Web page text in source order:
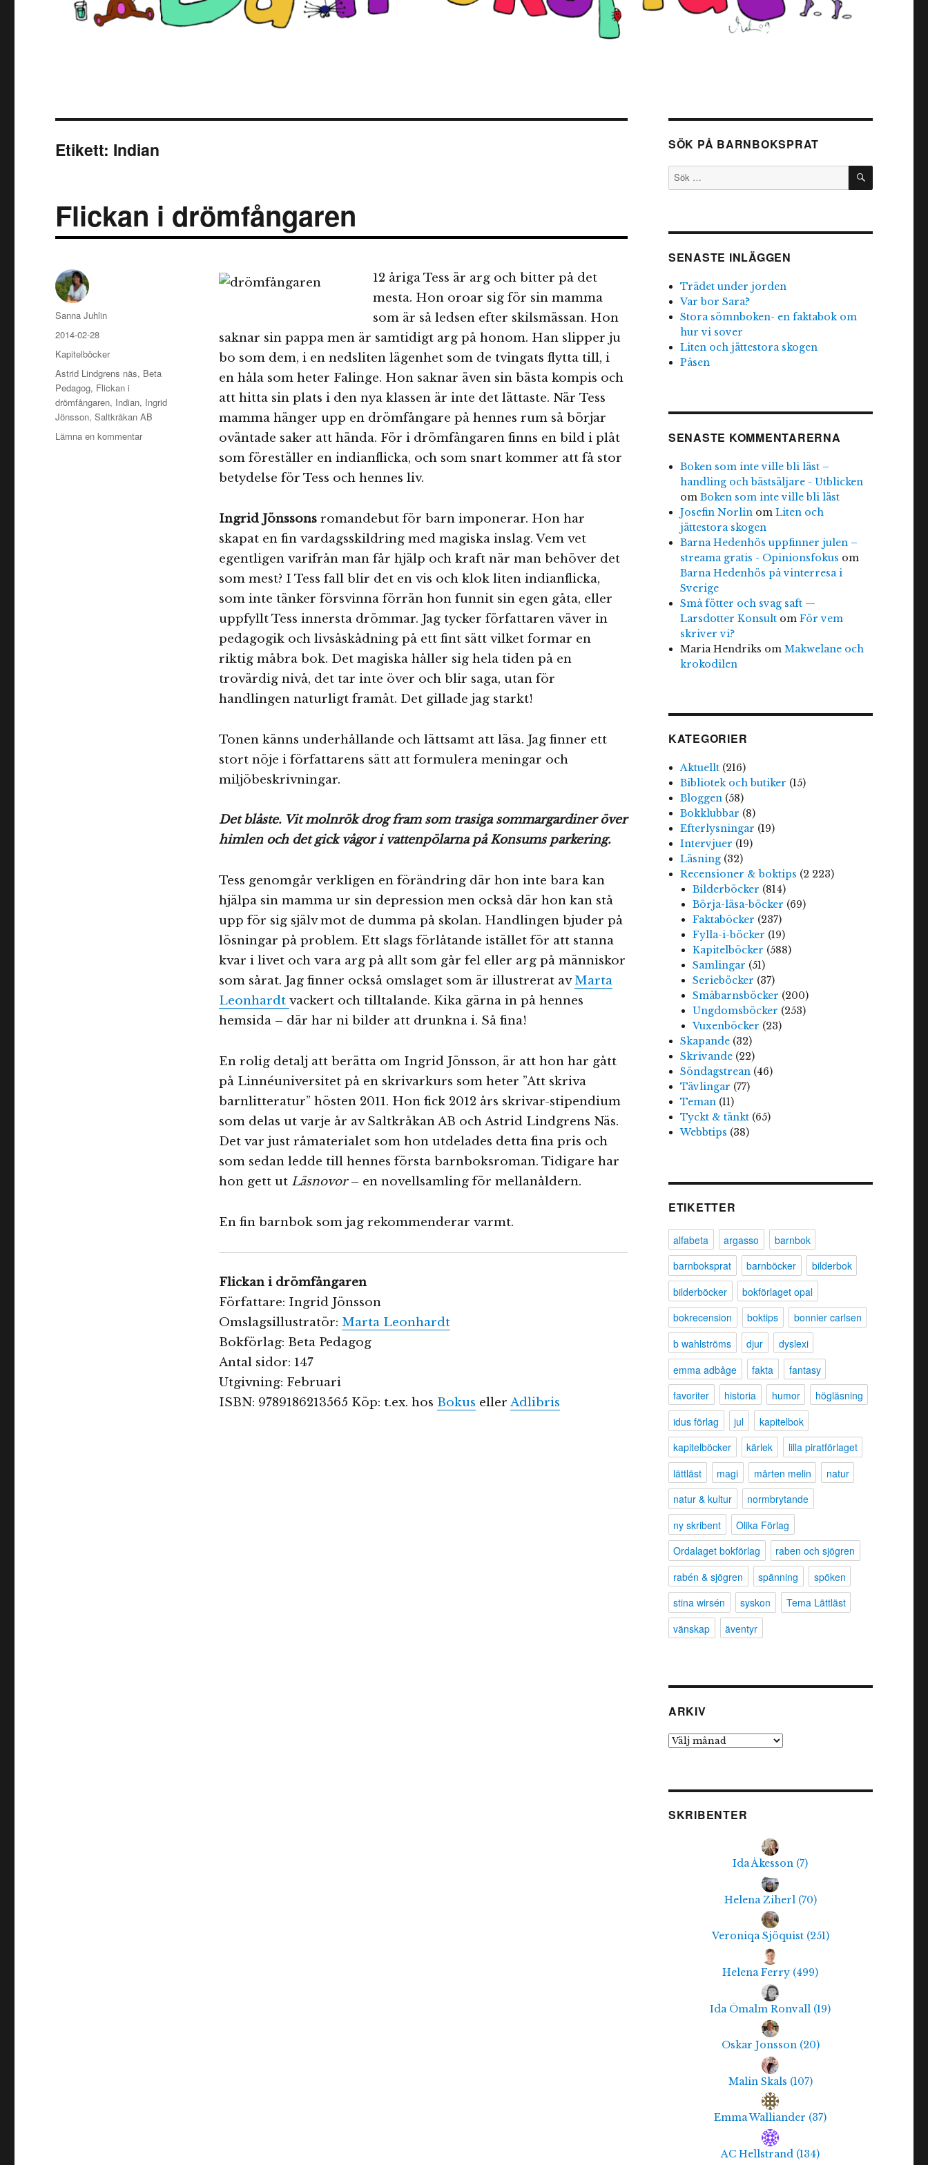
Etikett: Indian
Flickan i drömfångaren
12 åriga Tess är arg och bitter på det
mesta. Hon oroar sig för sin mamma
som är så ledsen efter skilsmässan. Hon
saknar sin pappa men är samtidigt arg på honom. Han slipper ju
bo som dem, i en nedsliten lägenhet som de tvingats flytta till, i
en håla som heter Falinge. Hon saknar även sin bästa kompis och
att hitta sin plats i den nya klassen är inte det lättaste. När Tess
mamma hänger upp en drömfångare på hennes rum så börjar
oväntade saker att hända. För i drömfångaren finns en bild i plåt
som föreställer en indianflicka, och som snart kommer att få stor
betydelse för Tess och hennes liv.
Ingrid Jönssonsromandebut för barn imponerar. Hon har
skapat en fin vardagsskildring med magiska inslag. Vem vet
egentligen varifrån man får hjälp och kraft när man behöver det
som mest? I Tess fall blir det en vis och klok liten indianflicka,
som inte tänker försvinna förrän hon funnit sin egen gåta, eller
uppfyllt Tess innersta drömmar. Jag tycker författaren väver in
pedagogik och livsåskådning på ett fint sätt vilket formar en
riktig måbra bok. Det magiska håller sig hela tiden på en
trovärdig nivå, det tar inte över och blir saga, utan för
handlingen naturligt framåt. Det gillade jag starkt!
Tonen känns underhållande och lättsamt att läsa. Jag finner ett
stort nöje i författarens sätt att formulera meningar och
miljöbeskrivningar.
Det blåste. Vit molnrök drog fram som trasiga sommargardiner över
himlen och det gick vågor i vattenpölarna på Konsums parkering.
Tess genomgår verkligen en förändring där hon inte bara kan
hjälpa sin mamma ur sin depression men också där hon kan stå
upp för sig själv mot de dumma på skolan. Handlingen bjuder på
lösningar på problem. Ett slags förlåtande istället för att stanna
kvar i livet och vara arg på allt som går fel eller arg på människor
som sårat. Jag finner också omslaget som är illustrerat avMarta
Leonhardt vackert och tilltalande. Kika gärna in på hennes
hemsida – där har ni bilder att drunkna i. Så fina!
En rolig detalj att berätta om Ingrid Jönsson, är att hon har gått
på Linnéuniversitet på en skrivarkurs som heter ”Att skriva
barnlitteratur” hösten 2011. Hon fick 2012 års skrivar-stipendium
som delas ut varje år av Saltkråkan AB och Astrid Lindgrens Näs.
Det var just råmaterialet som hon utdelades detta fina pris och
som sedan ledde till hennes första barnboksroman. Tidigare har
hon gett ut Läsnovor– en novellsamling för mellanåldern.
En fin barnbok som jag rekommenderar varmt.
Flickan i drömfångaren
Författare: Ingrid Jönsson
Omslagsillustratör: Marta Leonhardt
Bokförlag: Beta Pedagog
Antal sidor: 147
Utgivning: Februari
ISBN: 9789186213565 Köp: t.ex. hos Bokus eller Adlibris
Författare
Sanna Juhlin
Publicerat
den
2014-02-28
Kategorier
Kapitelböcker
Etiketter
Astrid Lindgrens näs, Beta
Pedagog, Flickan i
drömfångaren, Indian, Ingrid
Jönsson,Saltkråkan AB
Lämna en kommentartill
SÖK PÅ BARNBOKSPRAT
Sök
efter:
SÖK
SENASTE INLÄGGEN
Trädet under jorden
Var bor Sara?
Stora sömnboken- en faktabok om
hur vi sover
Liten och jättestora skogen
Påsen
SENASTE KOMMENTARERNA
Boken som inte ville bli läst –
handling och bästsäljare - Utblicken
omBoken som inte ville bli läst
Josefin Norlin omLiten och
jättestora skogen
Barna Hedenhös uppfinner julen –
streama gratis - Opinionsfokus om
Barna Hedenhös på vinterresa i
Sverige
Små fötter och svag saft —
Larsdotter Konsult omFör vem
skriver vi?
Maria Hendriks omMakwelane och
krokodilen
KATEGORIER
Aktuellt (216)
Bibliotek och butiker (15)
Bloggen (58)
Bokklubbar (8)
Efterlysningar (19)
Intervjuer (19)
Läsning (32)
Recensioner & boktips (2 223)
Bilderböcker (814)
Börja-läsa-böcker (69)
Faktaböcker (237)
Fylla-i-böcker (19)
Kapitelböcker (588)
Samlingar (51)
Serieböcker (37)
Småbarnsböcker (200)
Ungdomsböcker (253)
Vuxenböcker (23)
Skapande (32)
Skrivande (22)
Söndagstrean (46)
Tävlingar (77)
Teman (11)
Tyckt & tänkt (65)
Webbtips (38)
ETIKETTER
alfabeta argasso
barnbok
barnboksprat
barnböcker
bilderbok
bilderböcker
bokförlaget opal
bokrecension
boktips
bonnier carlsen
b wahlströms
djur
dyslexi
emma adbåge
fakta
fantasy
favoriter
historia humor
högläsning
idus förlag
jul
kapitelbok
kapitelböcker
kärlek
lilla piratförlaget
lättläst
magi mårten melin
natur
natur & kultur
normbrytande
ny skribent
Olika Förlag
Ordalaget bokförlag
raben och sjögren
rabén & sjögren
spänning
spöken
stina wirsén
syskon
Tema Lättläst
vänskap
äventyr
ARKIV
Arkiv
SKRIBENTER
Ida Åkesson (7)
Helena Ziherl (70)
Veroniqa Sjöquist (251)
Helena Ferry (499)
Ida Ömalm Ronvall (19)
Oskar Jonsson (20)
Malin Skals (107)
Emma Walliander (37)
AC Hellstrand (134)